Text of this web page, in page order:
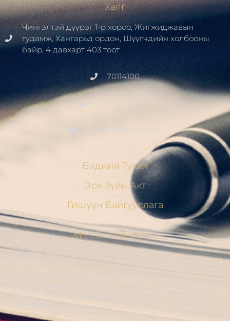
Хаяг
Чингэлтэй дүүрэг 1-р хороо, Жигжиджавын
гудамж, Хангарьд ордон, Шүүгчдийн холбооны
байр, 4 давхарт 403 тоот
70114100
contact@judge.mn
Бидний Тухай
Эрх Зүйн Акт
Гишүүн Байгууллага
Мэдээ, Мэдээлэл
МЭНДЧИЛГЭЭ
ШҮҮГЧДИЙН ХОЛБООНЫ УДИРДАХ
СОЛИЛЦОВ